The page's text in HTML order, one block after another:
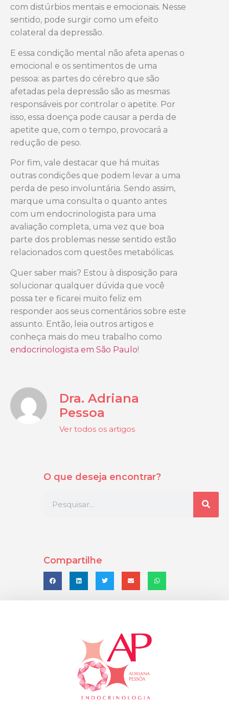
com distúrbios mentais e emocionais. Nesse
sentido, pode surgir como um efeito
colateral da depressão.
E essa condição mental não afeta apenas o
emocional e os sentimentos de uma
pessoa: as partes do cérebro que são
afetadas pela depressão são as mesmas
responsáveis por controlar o apetite. Por
isso, essa doença pode causar a perda de
apetite que, com o tempo, provocará a
redução de peso.
Por fim, vale destacar que há muitas
outras condições que podem levar a uma
perda de peso involuntária. Sendo assim,
marque uma consulta o quanto antes
com um endocrinologista para uma
avaliação completa, uma vez que boa
parte dos problemas nesse sentido estão
relacionados com questões metabólicas.
Quer saber mais? Estou à disposição para
solucionar qualquer dúvida que você
possa ter e ficarei muito feliz em
responder aos seus comentários sobre este
assunto. Então, leia outros artigos e
conheça mais do meu trabalho como
endocrinologista em São Paulo!
Dra. Adriana
Pessoa
Ver todos os artigos
O que deseja encontrar?
Compartilhe